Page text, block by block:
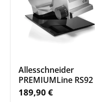
Allesschneider
PREMIUMLine RS92
189,90 €